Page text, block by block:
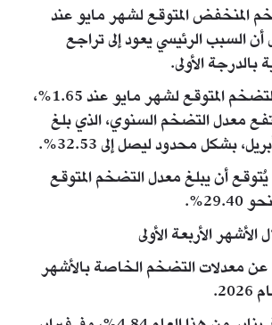
المنخفض المتوقع لشهر مايو عند
إلى أن السبب الرئيسي يعود إلى تراجع
بالدرجة الأولى.
وإذا تحقق معدل التضخم المتوقع لشهر مايو عند 1.65%،
معدل التضخم السنوي، الذي بلغ
أن يبلغ معدل التضخم المتوقع
الأربعة الأولى
عن معدلات التضخم الخاصة بالأشهر